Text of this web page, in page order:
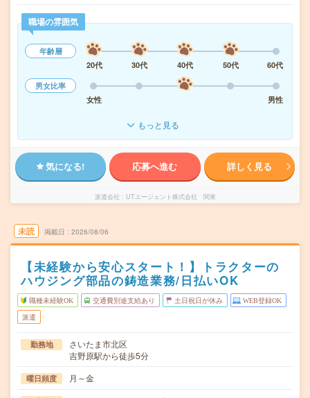
職場の雰囲気
年齢層
20代
30代 40代 50代
60代
男女比率
女性
男性
もっと見る
気になる! 応募へ進む 詳しく見る
派遣会社 UTエージェント株式会社 関東
未読 掲載日 2026/08/06
【未経験から安心スタート！】トラクターの
ハウジング部品の鋳造業務/日払いOK
職種未経験OK 交通費別途支給あり 土日祝日が休み WEB登録OK
派遣
勤務地
さいたま市北区
吉野原駅から徒歩5分
曜日頻度 月～金